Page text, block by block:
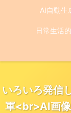
いろいろ発信
軍<br>AI画
AI自動生
日常生活